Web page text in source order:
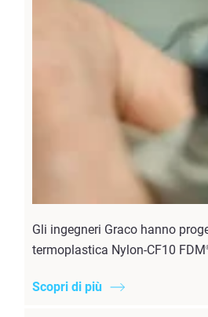
Gli ingegneri Graco hanno
termoplastica Nylon-CF10 FDM
Scopri di più